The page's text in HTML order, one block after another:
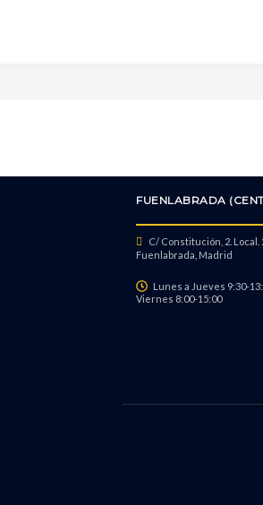
FUENLABRADA
C/ Constitución, 2. Local.
Fuenlabrada, Madrid
Lunes a Jueves 9:30-
Viernes 8:00-15:00